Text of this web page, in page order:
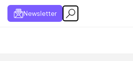
Newsletter